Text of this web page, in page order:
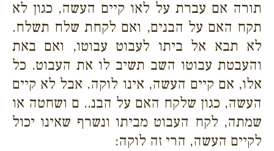
תורה אם עברת על לאו קיים העשה, כגון לא
תקח האם על הבנים, ואם לקחת שלח תשלח.
לא תבא אל ביתו לעבוט עבוטו, ואם באת
והעבטת עבוטו השב תשיב לו את העבוט. כל
אלו, אם קיים העשה, אינו לוקה. אבל לא קיים
העשה, כגון שלקח האם על הבנ.. ם ושחטה או
שמתה, לקח העבוט מביתו ונשרף שאינו יכול
לקיים העשה, הרי זה לוקה: